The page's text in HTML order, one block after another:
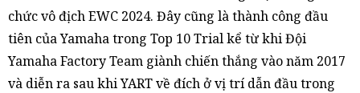
chức vô địch EWC 2024. Đây cũng là thành công đầu
tiên của Yamaha trong Top 10 Trial kể từ khi Đội
Yamaha Factory Team giành chiến thắng vào năm 2017
và diễn ra sau khi YART về đích ở vị trí dẫn đầu trong